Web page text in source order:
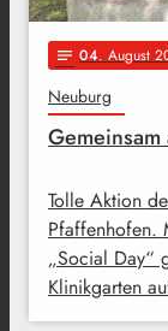
notes 04. August
Neuburg
Tolle Aktion
Pfaffenhofen.
„Social Day“
Klinikgarten